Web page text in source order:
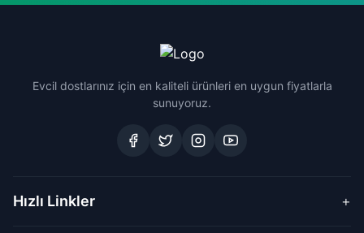
Evcil dostlarınız için en kaliteli ürünleri en uygun fiyatlarla
sunuyoruz.
Hızlı Linkler +